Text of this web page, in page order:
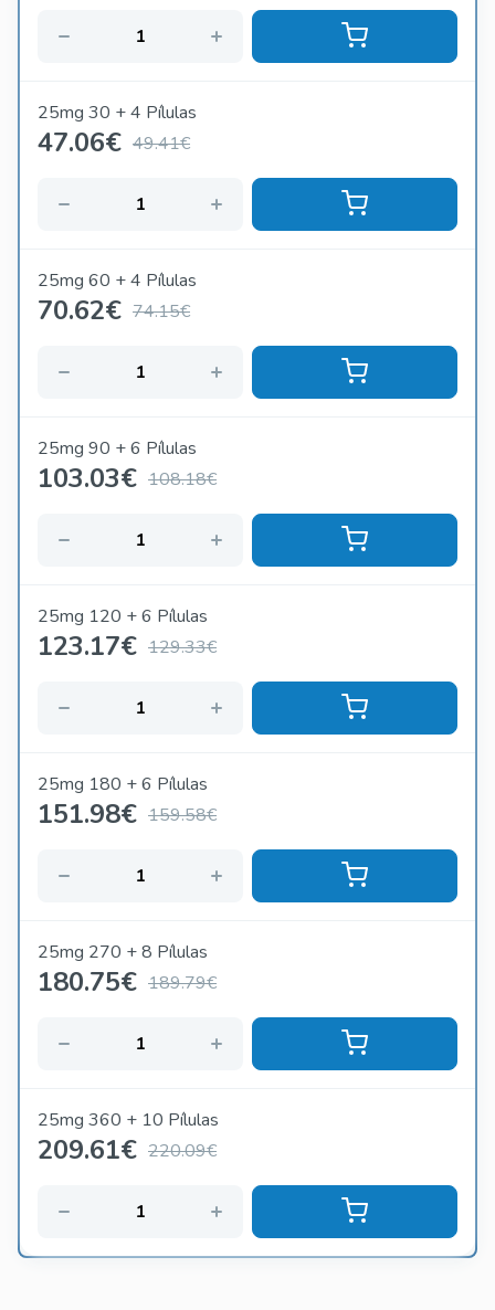
25mg 30 + 4 Pílulas
47.06€ 49.41€
25mg 60 + 4 Pílulas
70.62€ 74.15€
25mg 90 + 6 Pílulas
103.03€ 108.18€
25mg 120 + 6 Pílulas
123.17€ 129.33€
25mg 180 + 6 Pílulas
151.98€ 159.58€
25mg 270 + 8 Pílulas
180.75€ 189.79€
25mg 360 + 10 Pílulas
209.61€ 220.09€